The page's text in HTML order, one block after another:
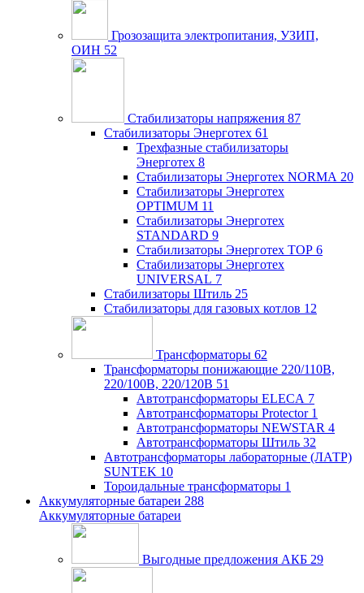
Грозозащита электропитания, УЗИП,
ОИН 52
Стабилизаторы напряжения 87
Стабилизаторы Энерготех 61
Трехфазные стабилизаторы
Энерготех 8
Стабилизаторы Энерготех NORMA 20
Стабилизаторы Энерготех
OPTIMUM 11
Стабилизаторы Энерготех
STANDARD 9
Стабилизаторы Энерготех TOP 6
Стабилизаторы Энерготех
UNIVERSAL 7
Стабилизаторы Штиль 25
Стабилизаторы для газовых котлов 12
Трансформаторы 62
Трансформаторы понижающие 220/110В,
220/100В, 220/120В 51
Автотрансформаторы ELECA 7
Автотрансформаторы Protector 1
Автотрансформаторы NEWSTAR 4
Автотрансформаторы Штиль 32
Автотрансформаторы лабораторные (ЛАТР)
SUNTEK 10
Тороидальные трансформаторы 1
Аккумуляторные батареи 288
Аккумуляторные батареи
Выгодные предложения АКБ 29